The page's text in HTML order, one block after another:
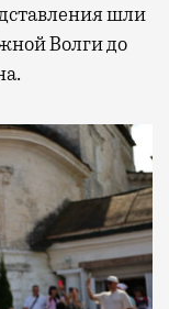
шли
Волги до